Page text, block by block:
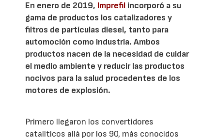
En enero de 2019, Imprefil incorporó a su
gama de productos los catalizadores y
filtros de partículas diesel, tanto para
automoción como industria. Ambos
productos nacen de la necesidad de cuidar
el medio ambiente y reducir las productos
nocivos para la salud procedentes de los
motores de explosión.
Primero llegaron los convertidores
catalíticos allá por los 90, más conocidos